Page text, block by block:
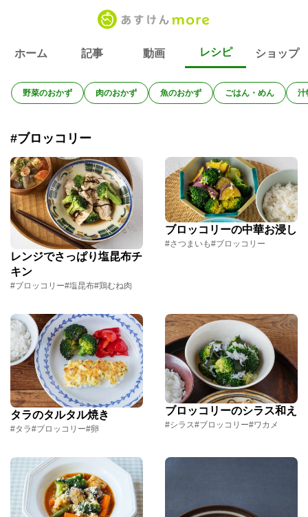
ホーム 記事 動画 レシピ ショップ
野菜のおかず 肉のおかず 魚のおかず ごはん・めん 汁
#ブロッコリー
レンジでさっぱり塩昆布チ
キン
#ブロッコリー#塩昆布#鶏むね肉
ブロッコリーの中華お浸し
#さつまいも#ブロッコリー
タラのタルタル焼き
#タラ#ブロッコリー#卵
ブロッコリーのシラス和え
#シラス#ブロッコリー#ワカメ